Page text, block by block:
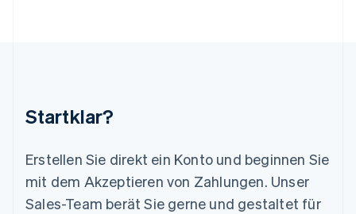
Startklar?
Erstellen Sie direkt ein Konto und beginnen Sie
mit dem Akzeptieren von Zahlungen. Unser
Sales-Team berät Sie gerne und gestaltet für
English
Español English
Neuseeland
English
Niederlande